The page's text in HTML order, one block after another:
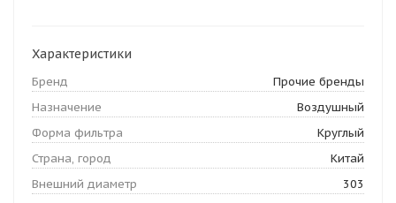
Характеристики
Бренд
Прочие бренды
Назначение
Воздушный
Форма фильтра
Круглый
Страна, город
Китай
Внешний диаметр
303